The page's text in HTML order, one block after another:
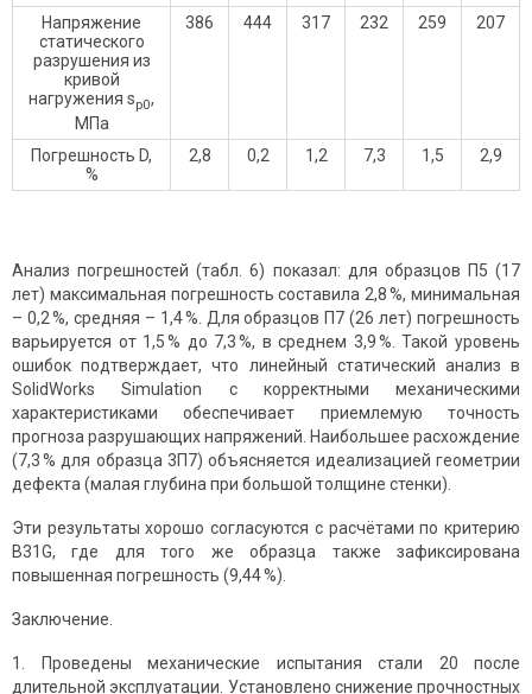
Напряжение
статического
разрушения из
кривой
нагружения sр0,
МПа
386 444 317 232 259 207
Погрешность D,
%
2,8 0,2 1,2 7,3 1,5 2,9
Анализ погрешностей (табл. 6) показал: для образцов П5 (17
лет) максимальная погрешность составила 2,8 %, минимальная
– 0,2 %, средняя – 1,4 %. Для образцов П7 (26 лет) погрешность
варьируется от 1,5 % до 7,3 %, в среднем 3,9 %. Такой уровень
ошибок подтверждает, что линейный статический анализ в
SolidWorks Simulation с корректными механическими
характеристиками обеспечивает приемлемую точность
прогноза разрушающих напряжений. Наибольшее расхождение
(7,3 % для образца 3П7) объясняется идеализацией геометрии
дефекта (малая глубина при большой толщине стенки).
Эти результаты хорошо согласуются с расчётами по критерию
B31G, где для того же образца также зафиксирована
повышенная погрешность (9,44 %).
Заключение.
Проведены механические испытания стали 20 после
длительной эксплуатации. Установлено снижение прочностных